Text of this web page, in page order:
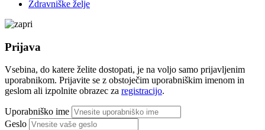
Zdravniške želje
Prijava
Vsebina, do katere želite dostopati, je na voljo samo prijavljenim
uporabnikom. Prijavite se z obstoječim uporabniškim imenom in
geslom ali izpolnite obrazec za registracijo.
Uporabniško ime
Geslo